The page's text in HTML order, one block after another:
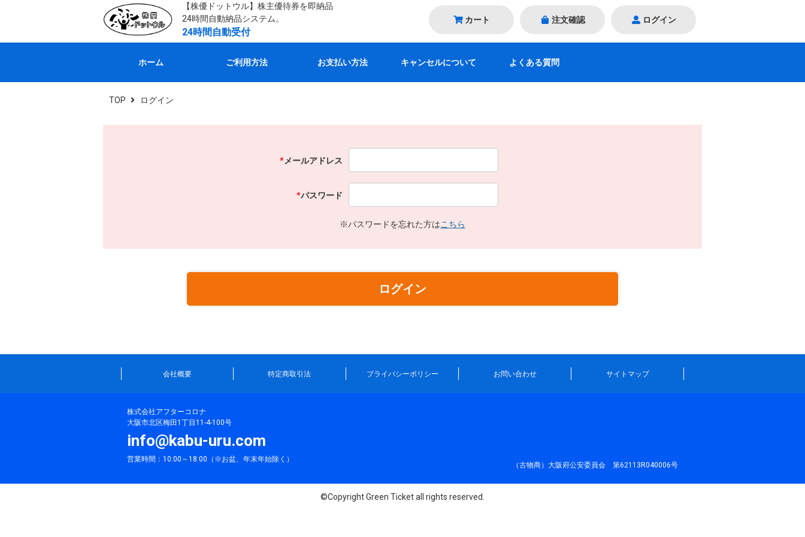
【株優ドットウル】株主優待券を即納品
24時間自動納品システム。
24時間自動受付
カート 注文確認 ログイン
ホーム ご利用方法 お支払い方法 キャンセルについて よくある質問
TOP ログイン
*メールアドレス
*パスワード
※パスワードを忘れた方はこちら
ログイン
会社概要 特定商取引法 プライバシーポリシー お問い合わせ サイトマップ
株式会社アフターコロナ
大阪市北区梅田1丁目11-4-100号
info@kabu-uru.com
営業時間：10:00～18:00（※お盆、年末年始除く）
（古物商）大阪府公安委員会 第62113R040006号
©Copyright Green Ticket all rights reserved.